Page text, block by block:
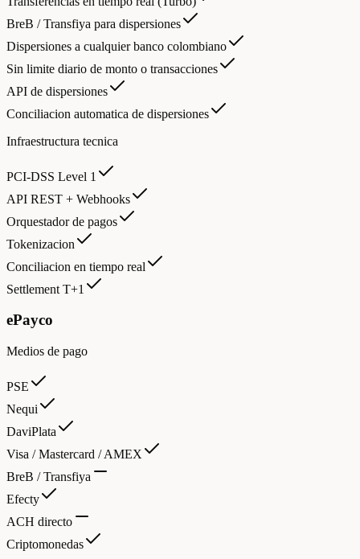
BreB / Transfiya para dispersiones
Dispersiones a cualquier banco colombiano
Sin limite diario de monto o transacciones
API de dispersiones
Conciliacion automatica de dispersiones
Infraestructura tecnica
PCI-DSS Level 1
API REST + Webhooks
Orquestador de pagos
Tokenizacion
Conciliacion en tiempo real
Settlement T+1
ePayco
Medios de pago
PSE
Nequi
DaviPlata
Visa / Mastercard / AMEX
BreB / Transfiya
Efecty
ACH directo
Criptomonedas